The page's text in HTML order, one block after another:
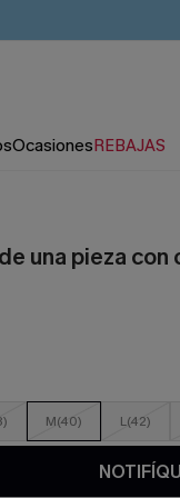
OcasionesREBAJAS
una pieza
M(40) L(42)